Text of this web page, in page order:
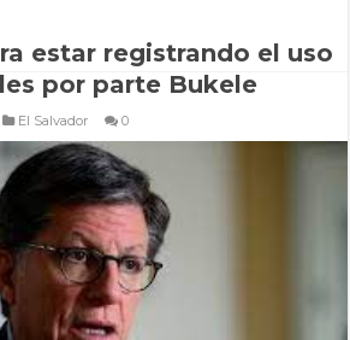
estar registrando el uso
por parte Bukele
El Salvador 0